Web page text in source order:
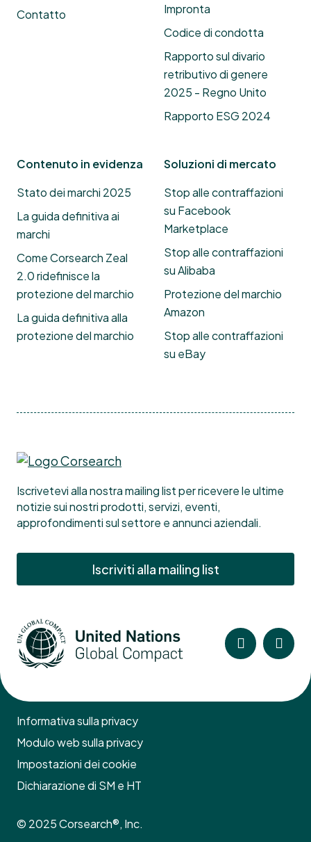
Contatto
Impronta
Codice di condotta
Rapporto sul divario
retributivo di genere
2025 - Regno Unito
Rapporto ESG 2024
Contenuto in evidenza
Stato dei marchi 2025
La guida definitiva ai
marchi
Come Corsearch Zeal
2.0 ridefinisce la
protezione del marchio
La guida definitiva alla
protezione del marchio
Soluzioni di mercato
Stop alle contraffazioni
su Facebook
Marketplace
Stop alle contraffazioni
su Alibaba
Protezione del marchio
Amazon
Stop alle contraffazioni
su eBay
Iscrivetevi alla nostra mailing list per ricevere le ultime
notizie sui nostri prodotti, servizi, eventi,
approfondimenti sul settore e annunci aziendali.
Iscriviti alla mailing list
© 2025 Corsearch®, Inc.
Informativa sulla privacy
Modulo web sulla privacy
Impostazioni dei cookie
Dichiarazione di SM e HT